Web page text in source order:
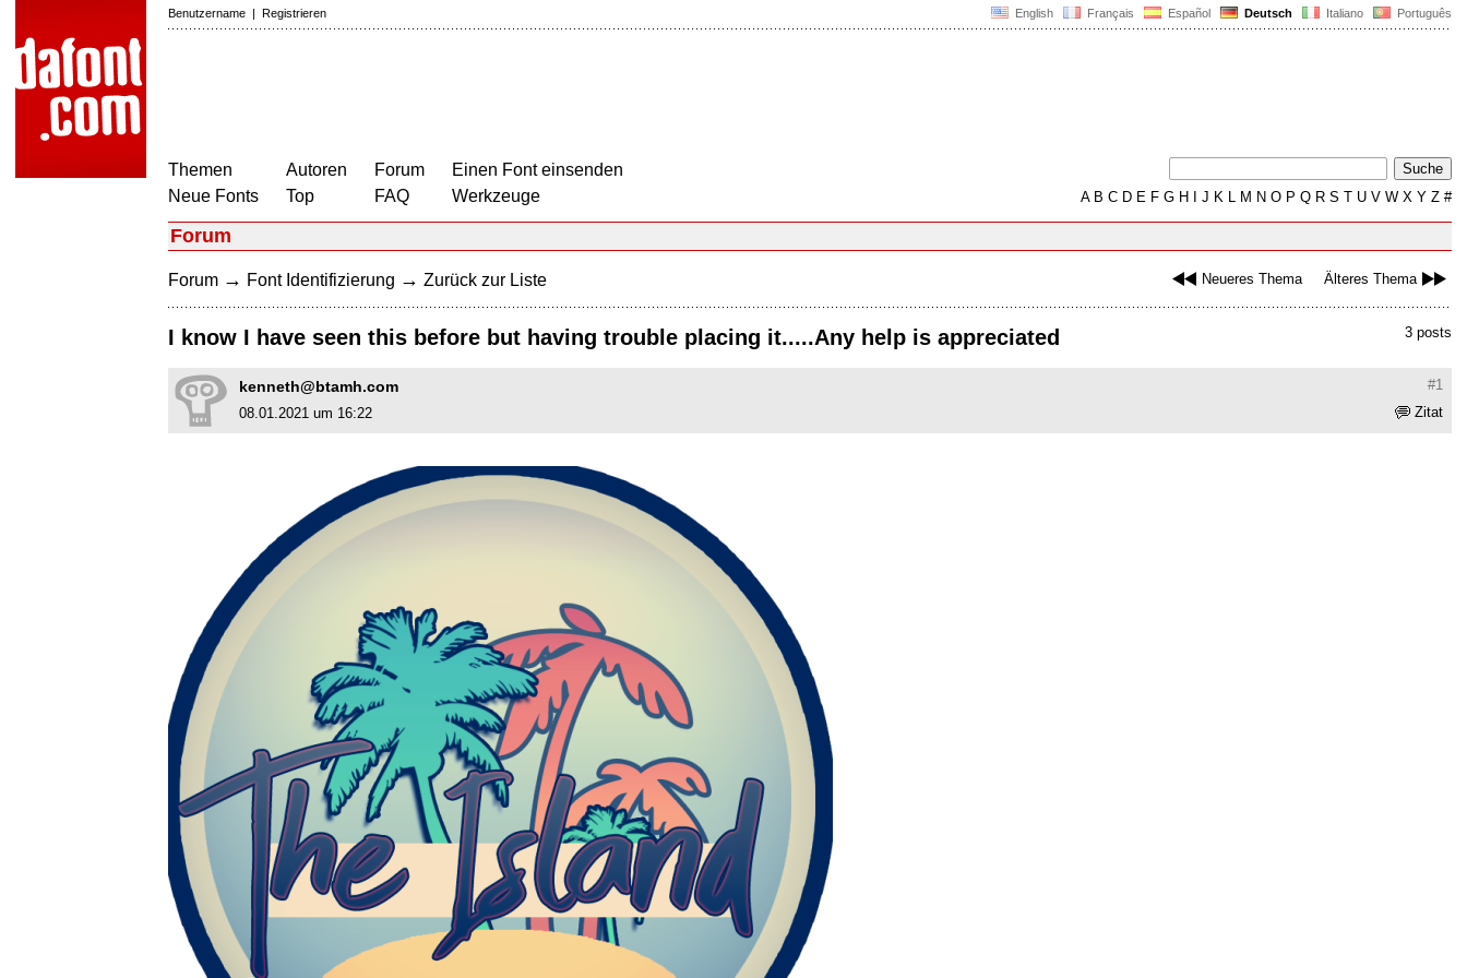
English Français Español Deutsch Italiano Português
Benutzername | Registrieren
Themen
Neue Fonts
Autoren
Top
Forum
FAQ
Einen Font einsenden
Werkzeuge
AB C D E F G H J K L M N O P Q R S T U V W X Y Z #
Forum
Neueres Thema Älteres Thema
Forum → Font Identifizierung → Zurück zur Liste
3 posts
I know I have seen this before but having trouble placing it.....Any help is appreciated
#1
kenneth@btamh.com
Zitat
08.01.2021 um 16:22